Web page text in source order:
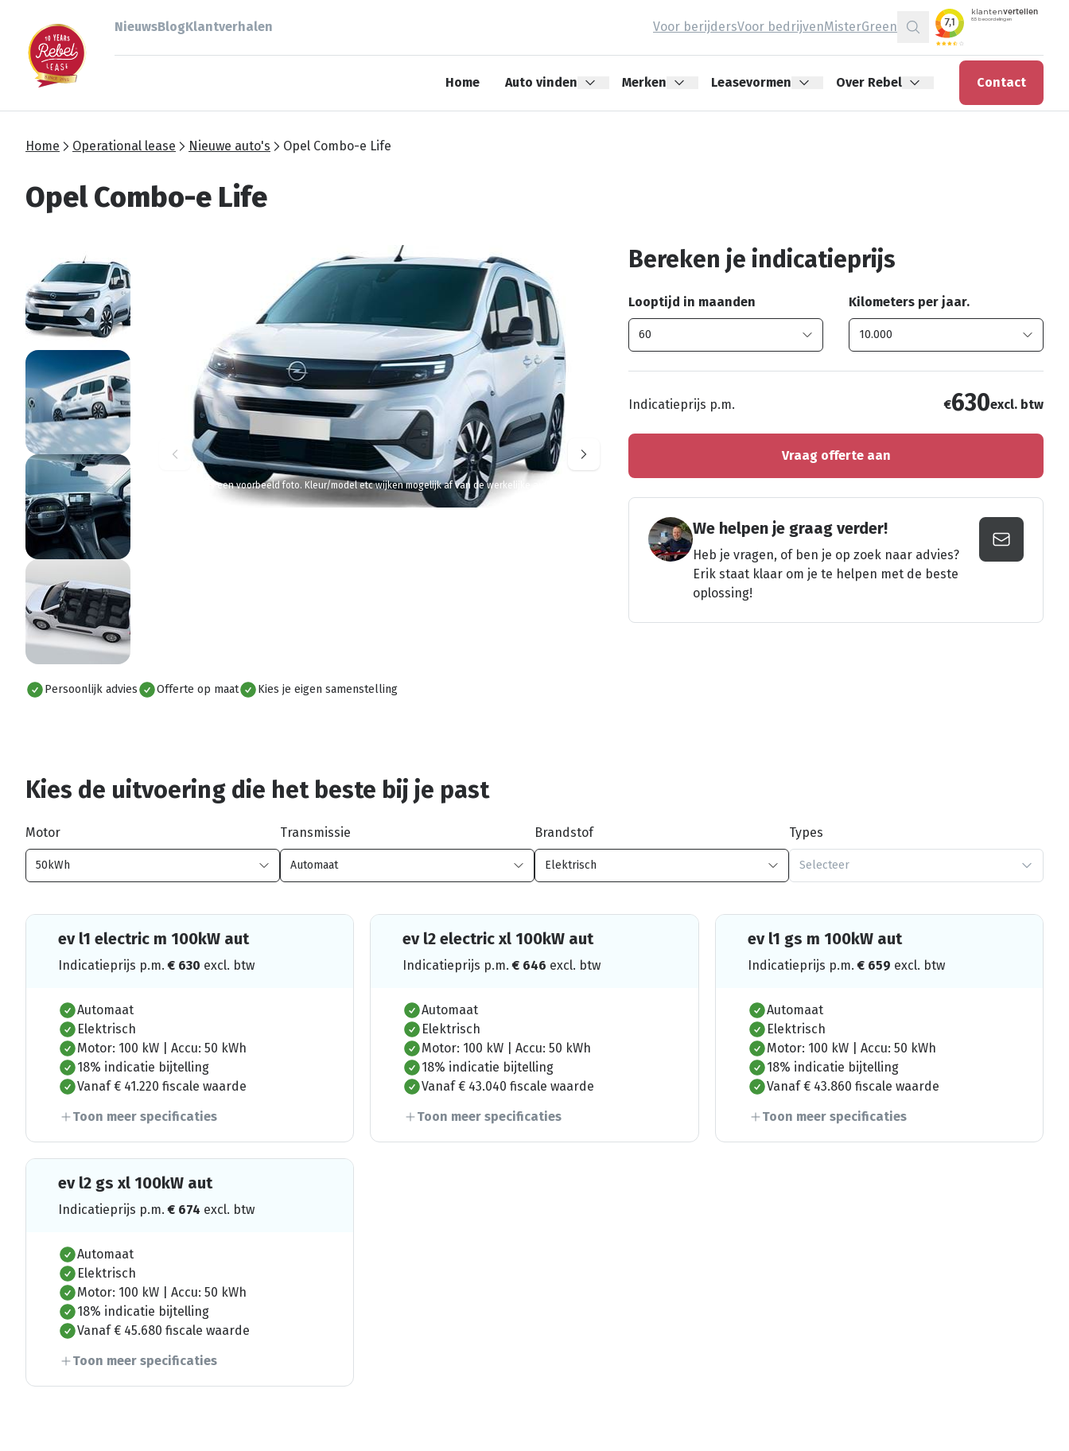
NieuwsBlogKlantverhalen Voor berijdersVoor bedrijvenMisterGreen
Zoeken
Home Auto vinden Merken Leasevormen Over Rebel Contact
Home Operational lease Nieuwe auto's Opel Combo-e Life
Opel Combo-e Life
Alles bekijken
Let op: dit is een voorbeeld foto. Kleur/model etc wijken mogelijk af van de werkelijke auto
Persoonlijk advies Offerte op maat Kies je eigen samenstelling
Bereken je indicatieprijs
Looptijd in maanden Kilometers per jaar.
Indicatieprijs p.m. €630excl. btw
Vraag offerte aan
We helpen je graag verder!
Heb je vragen, of ben je op zoek naar advies?
Erik staat klaar om je te helpen met de beste
oplossing!
Kies de uitvoering die het beste bij je past
Motor Transmissie Brandstof Types
Selecteer
ev l1 electric m 100kW aut
Indicatieprijs p.m.€ 630 excl. btw
Automaat
Elektrisch
Motor: 100 kW | Accu: 50 kWh
18% indicatie bijtelling
Vanaf € 41.220 fiscale waarde
Toon meer specificaties
ev l2 electric xl 100kW aut
Indicatieprijs p.m.€ 646 excl. btw
Automaat
Elektrisch
Motor: 100 kW | Accu: 50 kWh
18% indicatie bijtelling
Vanaf € 43.040 fiscale waarde
Toon meer specificaties
ev l1 gs m 100kW aut
Indicatieprijs p.m.€ 659 excl. btw
Automaat
Elektrisch
Motor: 100 kW | Accu: 50 kWh
18% indicatie bijtelling
Vanaf € 43.860 fiscale waarde
Toon meer specificaties
ev l2 gs xl 100kW aut
Indicatieprijs p.m.€ 674 excl. btw
Automaat
Elektrisch
Motor: 100 kW | Accu: 50 kWh
18% indicatie bijtelling
Vanaf € 45.680 fiscale waarde
Toon meer specificaties